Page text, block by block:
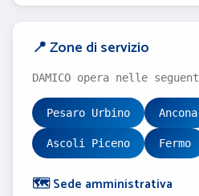
📍 Zone di servizio
DAMICO opera nelle
Pesaro Urbino Ancona
Ascoli Piceno Fermo
🗺️ Sede amministrativa